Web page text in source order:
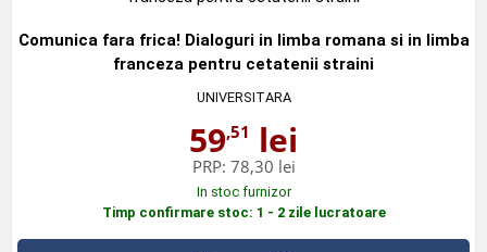
Comunica fara frica! Dialoguri in limba romana si in limba
franceza pentru cetatenii straini
UNIVERSITARA
59,51 lei
PRP: 78,30 lei
In stoc furnizor
Timp confirmare stoc: 1 - 2 zile lucratoare